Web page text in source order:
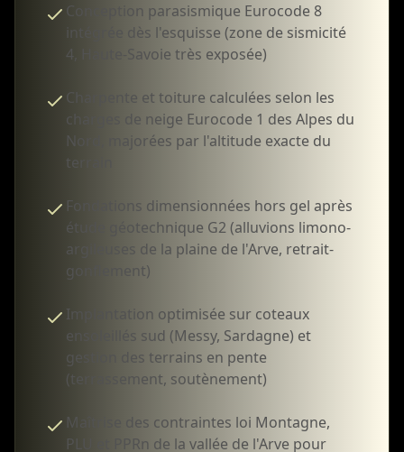
Conception parasismique Eurocode 8
intégrée dès l'esquisse (zone de sismicité
4, Haute-Savoie très exposée)
Charpente et toiture calculées selon les
charges de neige Eurocode 1 des Alpes du
Nord, majorées par l'altitude exacte du
terrain
Fondations dimensionnées hors gel après
étude géotechnique G2 (alluvions limono-
argileuses de la plaine de l'Arve, retrait-
gonflement)
Implantation optimisée sur coteaux
ensoleillés sud (Messy, Sardagne) et
gestion des terrains en pente
(terrassement, soutènement)
Maîtrise des contraintes loi Montagne,
PLU et PPRn de la vallée de l'Arve pour